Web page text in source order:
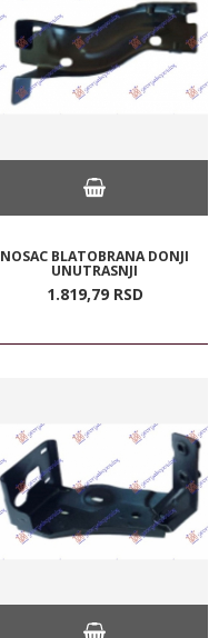
NOSAC BLATOBRANA DONJI
UNUTRASNJI
1.819,79 RSD